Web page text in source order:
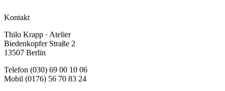
Kontakt
Thilo Krapp · Atelier
Biedenkopfer Straße 2
13507 Berlin
Telefon (030) 69 00 10 06
Mobil (0176) 56 70 83 24